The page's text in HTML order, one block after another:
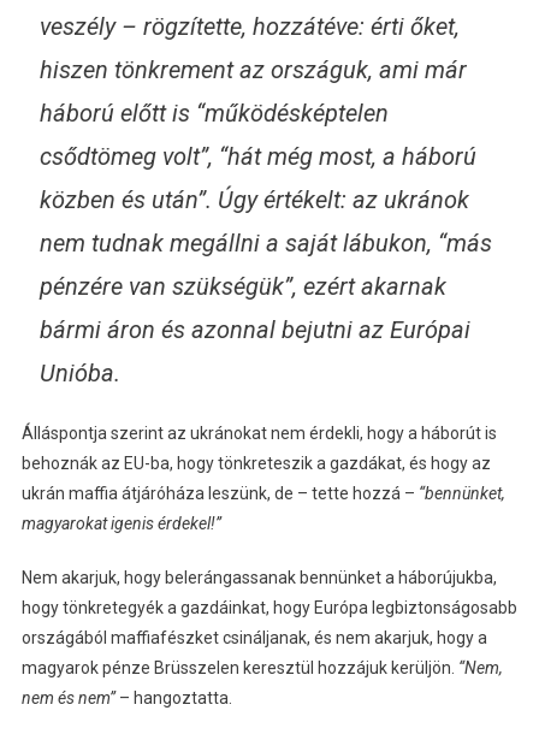
veszély – rögzítette, hozzátéve: érti őket,
hiszen tönkrement az országuk, ami már
háború előtt is “működésképtelen
csődtömeg volt”, “hát még most, a háború
közben és után”. Úgy értékelt: az ukránok
nem tudnak megállni a saját lábukon, “más
pénzére van szükségük”, ezért akarnak
bármi áron és azonnal bejutni az Európai
Unióba.
Álláspontja szerint az ukránokat nem érdekli, hogy a háborút is
behoznák az EU-ba, hogy tönkreteszik a gazdákat, és hogy az
ukrán maffia átjáróháza leszünk, de – tette hozzá – “bennünket,
magyarokat igenis érdekel!”
Nem akarjuk, hogy belerángassanak bennünket a háborújukba,
hogy tönkretegyék a gazdáinkat, hogy Európa legbiztonságosabb
országából maffiafészket csináljanak, és nem akarjuk, hogy a
magyarok pénze Brüsszelen keresztül hozzájuk kerüljön. “Nem,
nem és nem”– hangoztatta.